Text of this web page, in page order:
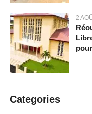
2
Categories